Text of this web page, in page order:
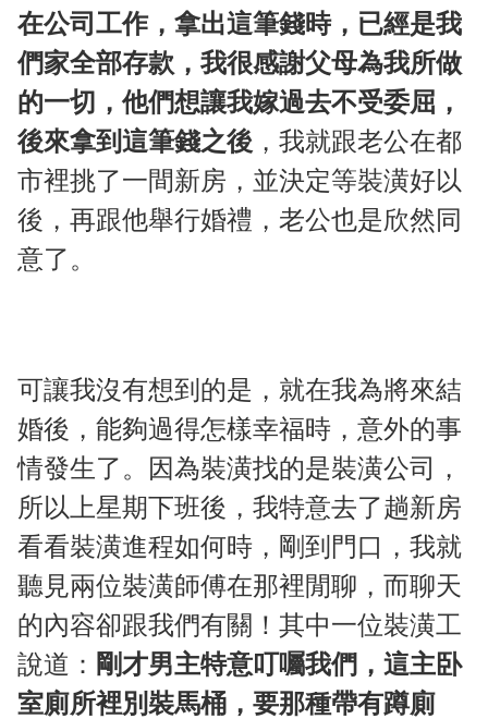
在公司工作，拿出這筆錢時，已經是我
們家全部存款，我很感謝父母為我所做
的一切，他們想讓我嫁過去不受委屈，
後來拿到這筆錢之後 ，我就跟老公在都
市裡挑了一間新房，並決定等裝潢好以
後，再跟他舉行婚禮，老公也是欣然同
意了。
可讓我沒有想到的是，就在我為將來結
婚後，能夠過得怎樣幸福時，意外的事
情發生了。因為裝潢找的是裝潢公司，
所以上星期下班後，我特意去了趟新房
看看裝潢進程如何時，剛到門口，我就
聽見兩位裝潢師傅在那裡閒聊，而聊天
的內容卻跟我們有關！其中一位裝潢工
說道： 剛才男主特意叮囑我們，這主卧
室廁所裡別裝馬桶，要那種帶有蹲廁